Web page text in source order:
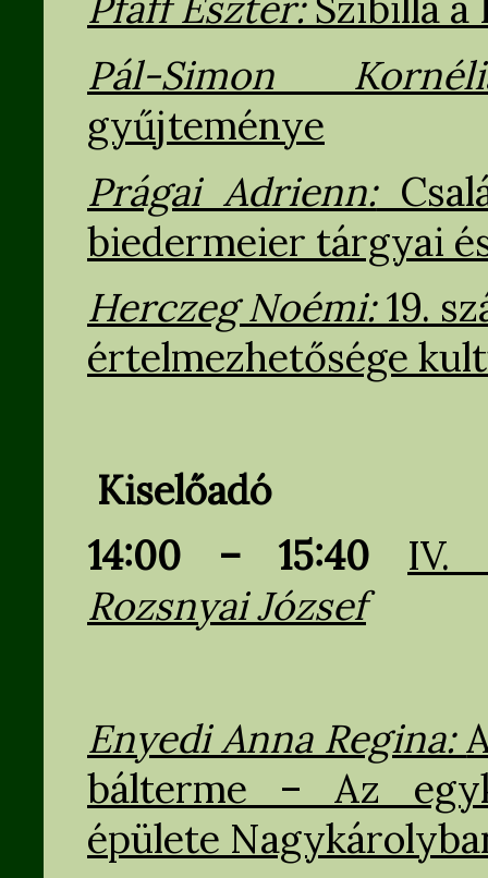
Pál-Simon
gyűjteménye
Prágai Adrienn:
biedermeier tárgyai
Herczeg Noémi:19.
értelmezhetősége
Kiselőadó
14:00 – 15:40
IV.
Rozsnyai József
Enyedi Anna Regina:
bálterme – Az
épülete